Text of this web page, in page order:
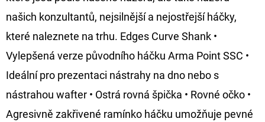
našich konzultantů, nejsilnější a nejostřejší háčky,
které naleznete na trhu. Edges Curve Shank •
Vylepšená verze původního háčku Arma Point SSC •
Ideální pro prezentaci nástrahy na dno nebo s
nástrahou wafter • Ostrá rovná špička • Rovné očko •
Agresivně zakřivené ramínko háčku umožňuje pevné